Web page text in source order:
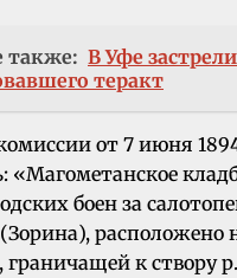
также: В Уфе
теракт
от 7 июня
«Магометанское
боен за
расположено
граничащей к створу